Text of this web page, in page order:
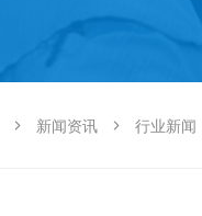
新闻资讯 行业新闻